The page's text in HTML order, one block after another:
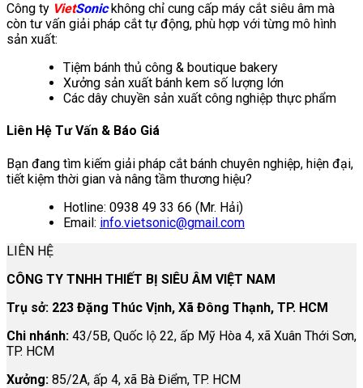
Công ty VietSonickhông chỉ cung cấp máy cắt siêu âm mà
còn tư vấn giải pháp cắt tự động, phù hợp với từng mô hình
sản xuất:
Tiệm bánh thủ công & boutique bakery
Xưởng sản xuất bánh kem số lượng lớn
Các dây chuyền sản xuất công nghiệp thực phẩm
Liên Hệ Tư Vấn & Báo Giá
Bạn đang tìm kiếm giải pháp cắt bánh chuyên nghiệp, hiện đại,
tiết kiệm thời gian và nâng tầm thương hiệu?
Hotline: 0938 49 33 66 (Mr. Hải)
Email: info.vietsonic@gmail.com
LIÊN HỆ
CÔNG TY TNHH THIẾT BỊ SIÊU ÂM VIỆT NAM
Trụ sở: 223 Đặng Thúc Vịnh, Xã Đông Thạnh, TP. HCM
Chi nhánh: 43/5B, Quốc lộ 22, ấp Mỹ Hòa 4, xã Xuân Thới Sơn,
TP. HCM
Xưởng: 85/2A, ấp 4, xã Bà Điểm, TP. HCM